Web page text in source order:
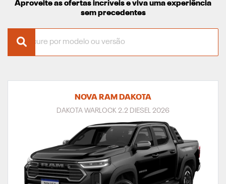
Aproveite as ofertas incríveis e viva uma experiência
sem precedentes
NOVA RAM DAKOTA
DAKOTA WARLOCK 2.2 DIESEL 2026